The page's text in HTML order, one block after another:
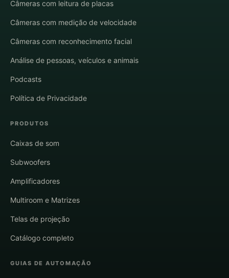
Câmeras com leitura de placas
Câmeras com medição de velocidade
Câmeras com reconhecimento facial
Análise de pessoas, veículos e animais
Podcasts
Política de Privacidade
PRODUTOS
Caixas de som
Subwoofers
Amplificadores
Multiroom e Matrizes
Telas de projeção
Catálogo completo
GUIAS DE AUTOMAÇÃO